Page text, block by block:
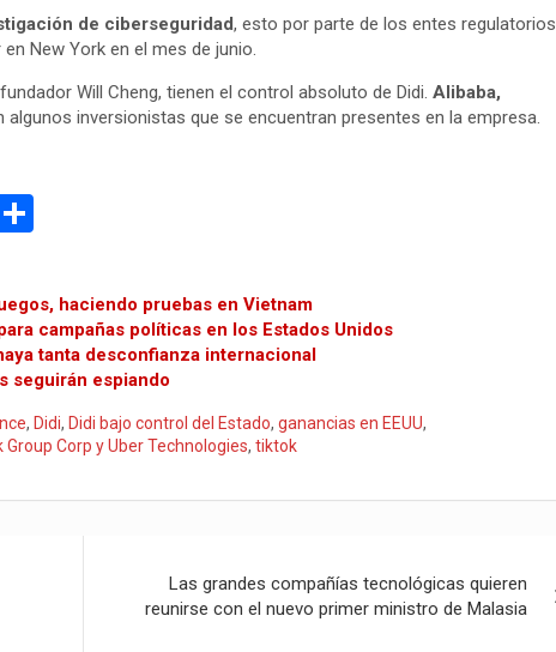
de ciberseguridad, esto por parte de los entes regulatorios
New York en el mes de junio.
Will Cheng, tienen el control absoluto de Didi. Alibaba,
algunos inversionistas que se encuentran presentes en la empresa.
m
p
ar
tir
haciendo pruebas en Vietnam
campañas políticas en los Estados Unidos
tanta desconfianza internacional
seguirán espiando
, Didi, Didi bajo control del Estado, ganancias en EEUU,
Corp y Uber Technologies, tiktok
Las grandes compañías tecnológicas quieren
reunirse con el nuevo primer ministro de Malasia